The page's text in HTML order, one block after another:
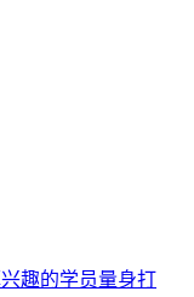
趣的学员量身打